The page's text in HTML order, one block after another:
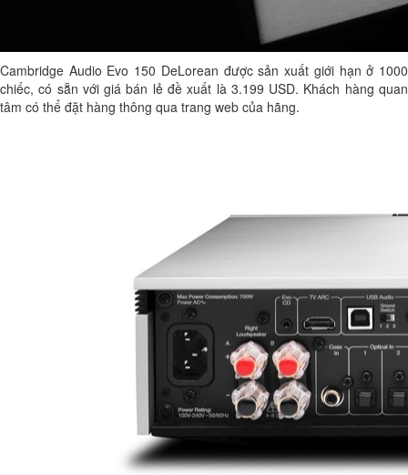
Cambridge Audio Evo 150 DeLorean được sản xuất giới hạn ở 1000
chiếc, có sẵn với giá bán lẻ đề xuất là 3.199 USD. Khách hàng quan
tâm có thể đặt hàng thông qua trang web của hãng.